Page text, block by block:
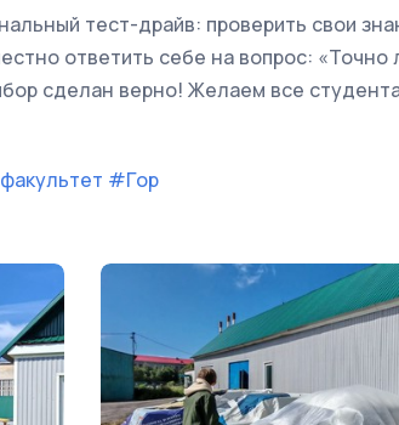
тест-драйв: проверить свои
ответить себе на вопрос: «Точно
сделан верно! Желаем все
#Гор